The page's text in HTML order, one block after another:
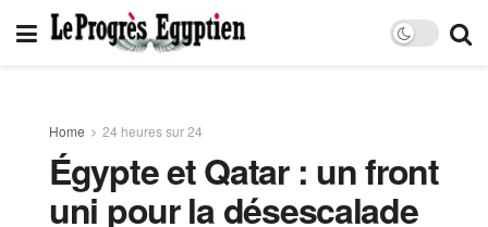
Home 24 heures sur 24
Égypte et Qatar : un front
uni pour la désescalade